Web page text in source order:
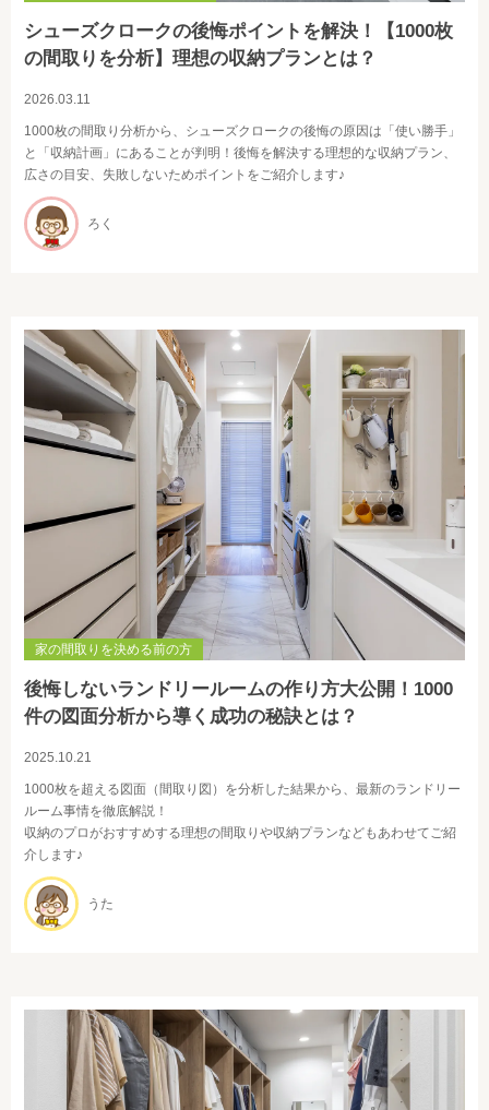
シューズクロークの後悔ポイントを解決！【1000枚
の間取りを分析】理想の収納プランとは？
2026.03.11
1000枚の間取り分析から、シューズクロークの後悔の原因は「使い勝手」
と「収納計画」にあることが判明！後悔を解決する理想的な収納プラン、
広さの目安、失敗しないためポイントをご紹介します♪
ろく
家の間取りを決める前の方
後悔しないランドリールームの作り方大公開！1000
件の図面分析から導く成功の秘訣とは？
2025.10.21
1000枚を超える図面（間取り図）を分析した結果から、最新のランドリー
ルーム事情を徹底解説！
収納のプロがおすすめする理想の間取りや収納プランなどもあわせてご紹
介します♪
うた